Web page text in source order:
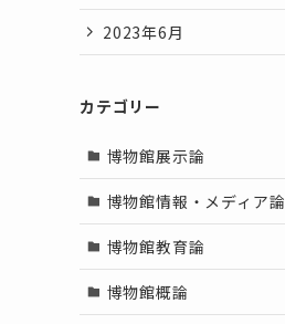
2023年6月
カテゴリー
博物館展示論
博物館情報・メディア論
博物館教育論
博物館概論